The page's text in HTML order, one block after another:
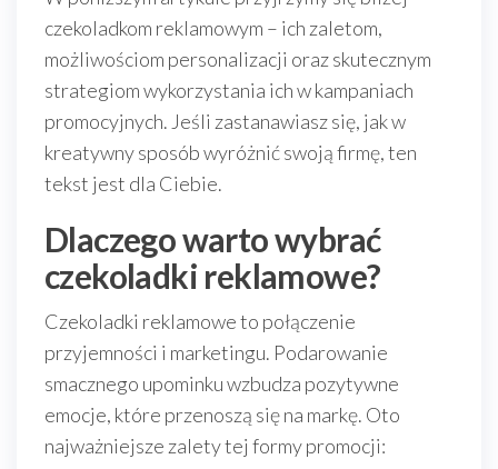
czekoladkom reklamowym – ich zaletom,
możliwościom personalizacji oraz skutecznym
strategiom wykorzystania ich w kampaniach
promocyjnych. Jeśli zastanawiasz się, jak w
kreatywny sposób wyróżnić swoją firmę, ten
tekst jest dla Ciebie.
Dlaczego warto wybrać
czekoladki reklamowe?
Czekoladki reklamowe to połączenie
przyjemności i marketingu. Podarowanie
smacznego upominku wzbudza pozytywne
emocje, które przenoszą się na markę. Oto
najważniejsze zalety tej formy promocji: